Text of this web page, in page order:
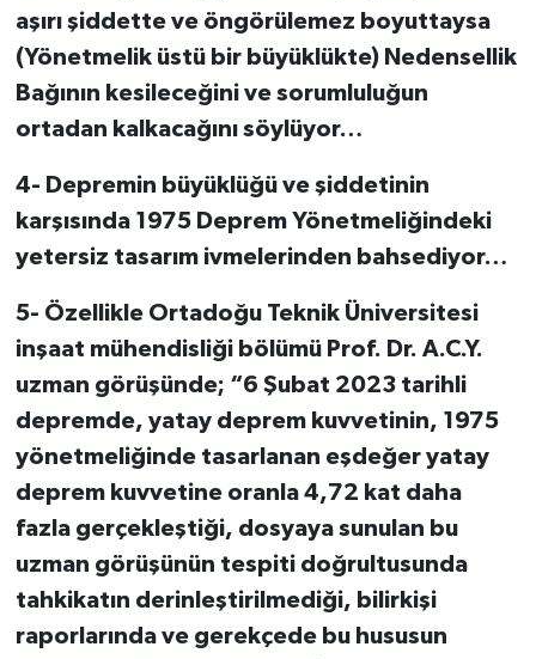
aşırı şiddette ve öngörülemez boyuttaysa
(Yönetmelik üstü bir büyüklükte) Nedensellik
Bağının kesileceğini ve sorumluluğun
ortadan kalkacağını söylüyor…
4- Depremin büyüklüğü ve şiddetinin
karşısında 1975 Deprem Yönetmeliğindeki
yetersiz tasarım ivmelerinden bahsediyor…
5- Özellikle Ortadoğu Teknik Üniversitesi
inşaat mühendisliği bölümü Prof. Dr. A.C.Y.
uzman görüşünde; “6 Şubat 2023 tarihli
depremde, yatay deprem kuvvetinin, 1975
yönetmeliğinde tasarlanan eşdeğer yatay
deprem kuvvetine oranla 4,72 kat daha
fazla gerçekleştiği, dosyaya sunulan bu
uzman görüşünün tespiti doğrultusunda
tahkikatın derinleştirilmediği, bilirkişi
raporlarında ve gerekçede bu hususun